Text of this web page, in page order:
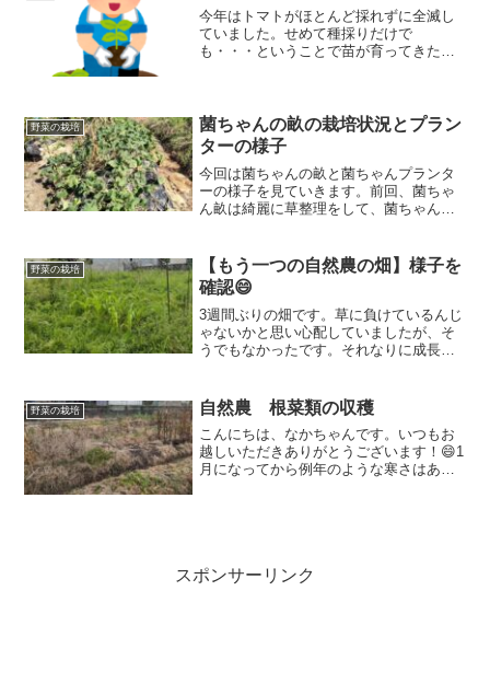
今年はトマトがほとんど採れずに全滅し
ていました。せめて種採りだけで
も・・・ということで苗が育ってきたの
野菜の栽培
菌ちゃんの畝の栽培状況とプラン
ターの様子
今回は菌ちゃんの畝と菌ちゃんプランタ
ーの様子を見ていきます。前回、菌ちゃ
ん畝は綺麗に草整理をして、菌ちゃんプ
野菜の栽培
【もう一つの自然農の畑】様子を
確認😄
3週間ぶりの畑です。草に負けているんじ
ゃないかと思い心配していましたが、そ
うでもなかったです。それなりに成長し
味がちょうどいいのかもしれません。
と、自己弁護してみる（笑）
野菜の栽培 自然農 根菜類の収穫
こんにちは、なかちゃんです。いつもお
越しいただきありがとうございます！😄1
月になってから例年のような寒さはある
スポンサーリンク